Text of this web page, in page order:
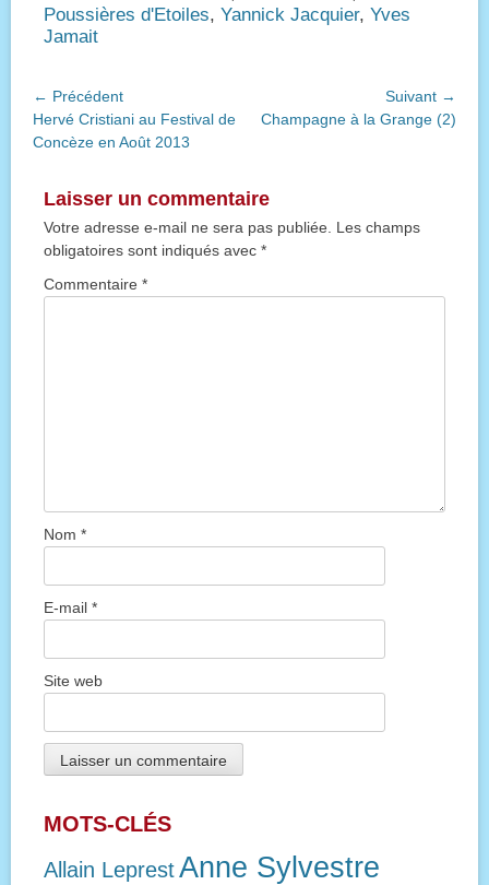
Poussières d'Etoiles, Yannick Jacquier, Yves
Jamait
Navigation
de
l’article
← Précédent
Article
précédent :
Hervé Cristiani au Festival de
Concèze en Août 2013
Suivant →
Article
Champagne à la Grange (2)
Laisser un commentaire
Votre adresse e-mail ne sera pas publiée.
Les champs
obligatoires sont indiqués avec *
Commentaire *
Nom *
E-mail *
Site web
MOTS-CLÉS
Allain LeprestAnne Sylvestre